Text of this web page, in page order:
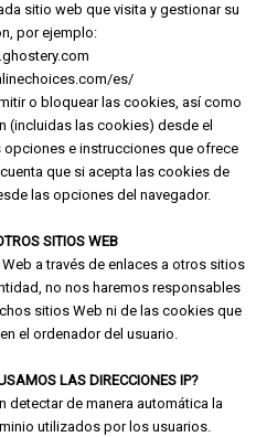
sitio web que visita y gestionar su
por ejemplo:
es/
o bloquear las cookies, así como
(incluidas las cookies) desde el
opciones e instrucciones que ofrece
que si acepta las cookies de
las opciones del navegador.
SITIOS WEB
a través de enlaces a otros sitios
no nos haremos responsables
sitios Web ni de las cookies que
el ordenador del usuario.
LAS DIRECCIONES IP?
detectar de manera automática la
utilizados por los usuarios.